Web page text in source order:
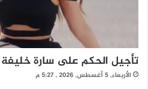
تأجيل الحكم على سارة
الأربعاء, 5 أغسطس, 2026 , 5:27 م